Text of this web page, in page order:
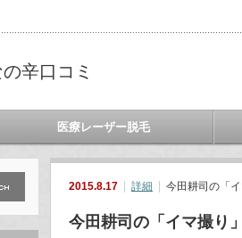
辛口コミ
医療レーザー脱毛
2015.8.17 詳細 今田耕司の「
今田耕司の「イマ撮り